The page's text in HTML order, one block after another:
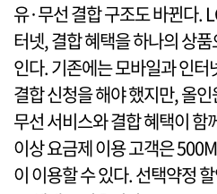
유·무선 결합 구조도 바뀐다.
터넷, 결합 혜택을 하나의 상
인다. 기존에는 모바일과 인터
결합 신청을 해야 했지만, 올
무선 서비스와 결합 혜택이
이상 요금제 이용 고객은
이 이용할 수 있다. 선택약정